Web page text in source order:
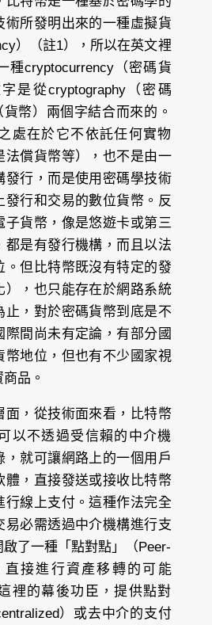
術所發明出來的一種虛擬貨
）（註1），所以在英文裡
種cryptocurrency（密碼貨
是從cryptography（密碼
幣）兩個字結合而來的。
處在於它不依託任何實物
法償貨幣等），也不是由一
發行，而是使用密碼學技術
發行和交易的數位貨幣。反
子貨幣，像是悠遊卡或第三
都是有發行機構，而且以法
。但比特幣既沒有特定的發
），也只能存在於網路系統
止，對於密碼貨幣到底是不
際間尚未有定論，有部分國
幣地位，但也有不少國家視
品。
面，從技術面來看，比特幣
以不透過受信賴的中介機
，就可讓網路上的一個用戶
體，直接發送或接收比特幣
行線上支付。這種作法完全
易必需透過中介機構進行支
了一種「點對點」（Peer-
直接進行資產移轉的可能
裡的幕後功臣，提供點對
）或去中介的支付